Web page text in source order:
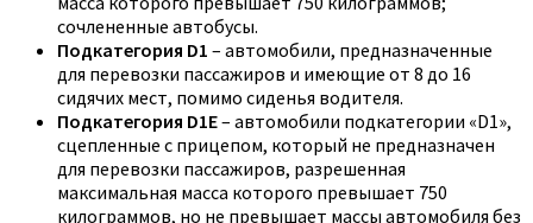
сочлененные автобусы.
Подкатегория D1 – автомобили, предназначенные
для перевозки пассажиров и имеющие от 8 до 16
сидячих мест, помимо сиденья водителя.
Подкатегория D1E– автомобили подкатегории «D1»,
сцепленные с прицепом, который не предназначен
для перевозки пассажиров, разрешенная
максимальная масса которого превышает 750
килограммов, но не превышает массы автомобиля без